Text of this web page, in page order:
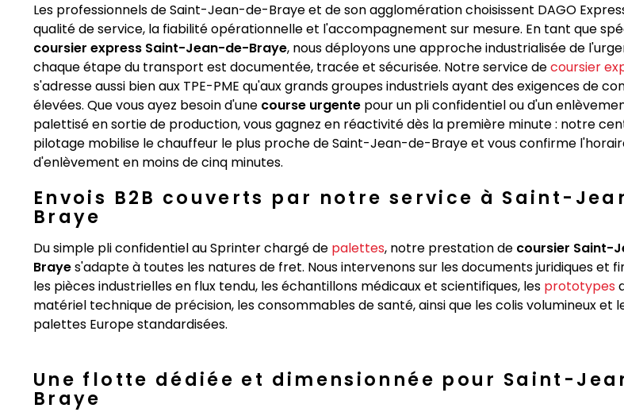
Les professionnels de Saint-Jean-de-Braye et de son agglomération choisissent DAGO
qualité de service, la fiabilité opérationnelle et l'accompagnement sur mesure. En tant que
coursier express Saint-Jean-de-Braye, nous déployons une approche industrialisée de
chaque étape du transport est documentée, tracée et sécurisée. Notre service decoursier
s'adresse aussi bien aux TPE-PME qu'aux grands groupes industriels ayant des exigences de
élevées. Que vous ayez besoin d'une course urgente pour un pli confidentiel ou d'un
palettisé en sortie de production, vous gagnez en réactivité dès la première minute : notre
pilotage mobilise le chauffeur le plus proche de Saint-Jean-de-Braye et vous confirme
d'enlèvement en moins de cinq minutes.
Envois B2B couverts par notre service à Saint-
Braye
Du simple pli confidentiel au Sprinter chargé de palettes, notre prestation de coursier Saint-
Brayes'adapte à toutes les natures de fret. Nous intervenons sur les documents juridiques et
les pièces industrielles en flux tendu, les échantillons médicaux et scientifiques, les prototypes
matériel technique de précision, les consommables de santé, ainsi que les colis volumineux et
palettes Europe standardisées.
Une flotte dédiée et dimensionnée pour Saint-
Braye